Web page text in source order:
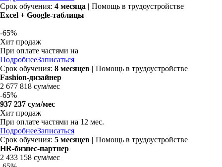
Срок обучения: 4 месяца | Помощь в трудоустройстве
Excel + Google-таблицы
-65%
Хит продаж
При оплате частями на
ПодробнееЗаписаться
Срок обучения: 8 месяцев | Помощь в трудоустройстве
Fashion-дизайнер
2 677 818 сум/мес
-65%
937 237 сум/мес
Хит продаж
При оплате частями на 12 мес.
ПодробнееЗаписаться
Срок обучения: 5 месяцев | Помощь в трудоустройстве
HR-бизнес-партнер
2 433 158 сум/мес